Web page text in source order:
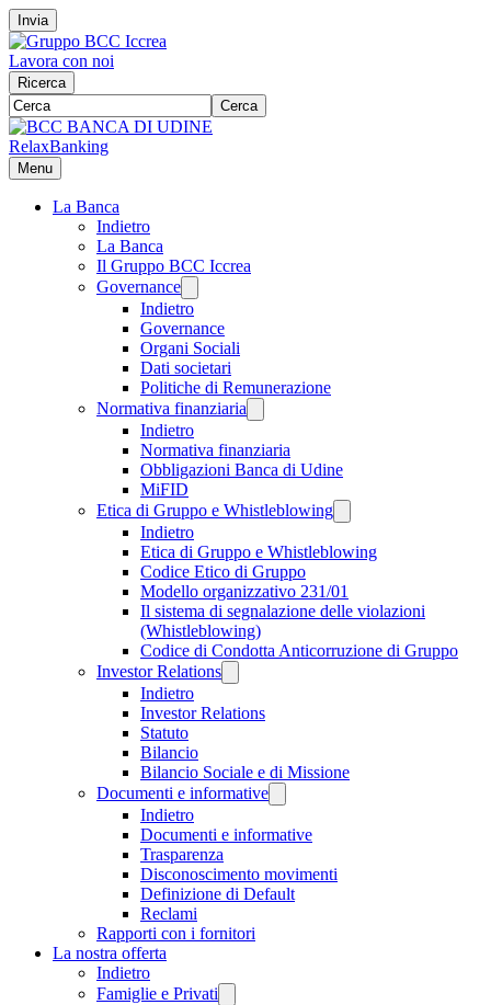
Invia
Lavora con noi
Ricerca
Cerca
RelaxBanking
Menu
La Banca
Indietro
La Banca
Il Gruppo BCC Iccrea
Governance
Indietro
Governance
Organi Sociali
Dati societari
Politiche di Remunerazione
Normativa finanziaria
Indietro
Normativa finanziaria
Obbligazioni Banca di Udine
MiFID
Etica di Gruppo e Whistleblowing
Indietro
Etica di Gruppo e Whistleblowing
Codice Etico di Gruppo
Modello organizzativo 231/01
Il sistema di segnalazione delle violazioni
(Whistleblowing)
Codice di Condotta Anticorruzione di Gruppo
Investor Relations
Indietro
Investor Relations
Statuto
Bilancio
Bilancio Sociale e di Missione
Documenti e informative
Indietro
Documenti e informative
Trasparenza
Disconoscimento movimenti
Definizione di Default
Reclami
Rapporti con i fornitori
La nostra offerta
Indietro
Famiglie e Privati